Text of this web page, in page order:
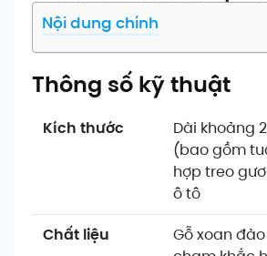
Nội dung chính
Thông số kỹ thuật
Kích thước
Dài khoảng
(bao gồm
hợp treo
ô tô
Chất liệu
Gỗ xoan